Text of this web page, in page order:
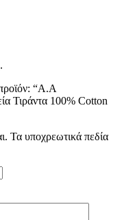
“A.A
Τιράντα 100% Cotton
Τα υποχρεωτικά πεδία